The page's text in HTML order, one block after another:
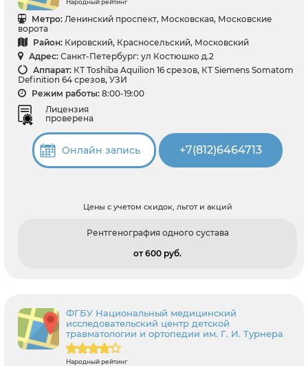
Народный рейтинг
Метро: Ленинский проспект, Московская, Московские
ворота
Район: Кировский, Красносельский, Московский
Адрес: Санкт-Петербург: ул Костюшко д.2
Аппарат: КТ Toshiba Aquilion 16 срезов, КТ Siemens Somatom
Definition 64 срезов, УЗИ
Режим работы: 8:00-19:00
Лицензия
проверена
Онлайн запись +7(812)6464713
Цены с учетом скидок, льгот и акций
Рентгенография одного сустава
от 600 pуб.
ФГБУ Национальный медицинский
исследовательский центр детской
травматологии и ортопедии им. Г. И. Турнера
Народный рейтинг